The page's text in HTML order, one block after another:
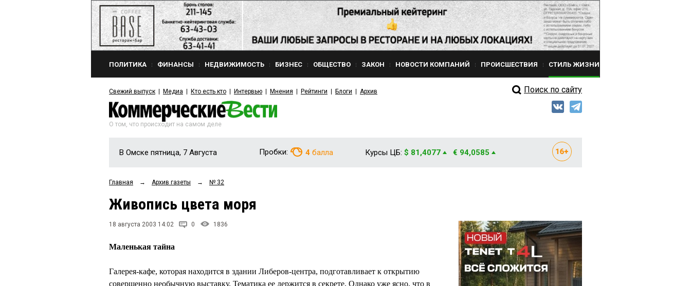
ПОЛИТИКА ФИНАНСЫ НЕДВИЖИМОСТЬ БИЗНЕС ОБЩЕСТВО ЗАКОН НОВОСТИ КОМПАНИЙ ПРОИСШЕСТВИЯ СТИЛЬ ЖИЗНИ
Свежий выпуск Медиа Кто есть кто Интервью Мнения Рейтинги Блоги Архив Поиск по сайту
О том, что происходит на самом деле
В Омске пятница, 7 Августа Пробки: 4 балла Курсы ЦБ: $ 81,4077 € 94,0585
Главная → Архив газеты → № 32
Живопись цвета моря
18 августа 2003 14:02 0 1836
Маленькая тайна
Галерея-кафе, которая находится в здании Либеров-центра, подготавливает к открытию
совершенно необычную выставку. Тематика ее держится в секрете. Однако уже ясно, что в